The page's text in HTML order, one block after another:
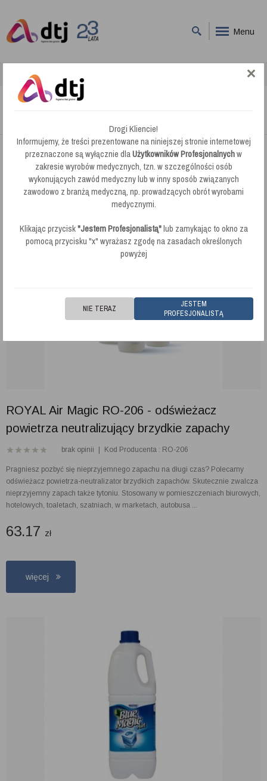
Menu
ROYAL Air Magic RO-206 - odświeżacz
powietrza neutralizujący brzydkie zapachy
brak opinii Kod Producenta : RO-206
Pragniesz pozbyć się nieprzyjemnego zapachu na długi czas? Polecamy
odświeżacz powietrza-neutralizator brzydkich zapachów. Skutecznie zwalcza
nieprzyjemny zapach także tytoniu. Stosowany w pomieszczeniach biurowych,
hotelowych, toaletach, szatniach, w marketach, autobusa ...
63.17 zł
więcej
Drogi Kliencie!
Informujemy, że treści prezentowane na niniejszej stronie internetowej
przeznaczone są wyłącznie dlaUżytkowników Profesjonalnychw
zakresie wyrobów medycznych, tzn. w szczególności osób
wykonujących zawód medyczny lub w inny sposób związanych
zawodowo z branżą medyczną, np. prowadzących obrót wyrobami
medycznymi.
Klikając przycisk"Jestem Profesjonalistą"lub zamykając to okno za
pomocą przycisku "x" wyrażasz zgodę na zasadach określonych
powyżej
JESTEM
PROFESJONALISTĄ
NIE TERAZ